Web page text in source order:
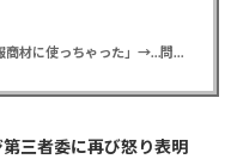
【悲報】彼女「ごめん！俺くんの貯金、情報商材に使っちゃった」→…問い詰めたらギャン泣きされたんだが俺が悪いのか？
三者委に再び怒り表明